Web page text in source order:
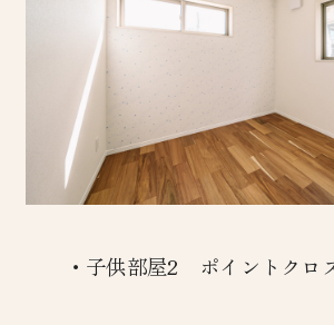
・子供部屋2 ポイントク